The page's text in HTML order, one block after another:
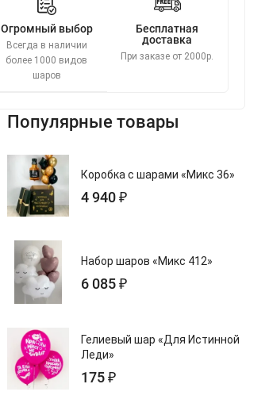
Огромный выбор
Всегда в наличии
более 1000 видов
шаров
Бесплатная
доставка
При заказе от 2000р.
Фольгированный шар
«Сфера Макарунс светло-
голубая»
Популярные товары
Коробка с шарами «Микс 36»
4 940 ₽
Набор шаров «Микс 412»
6 085 ₽
Гелиевый шар «Для Истинной
Леди»
175 ₽